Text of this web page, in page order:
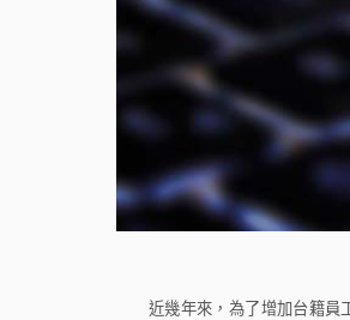
近幾年來，為了增加台籍員工